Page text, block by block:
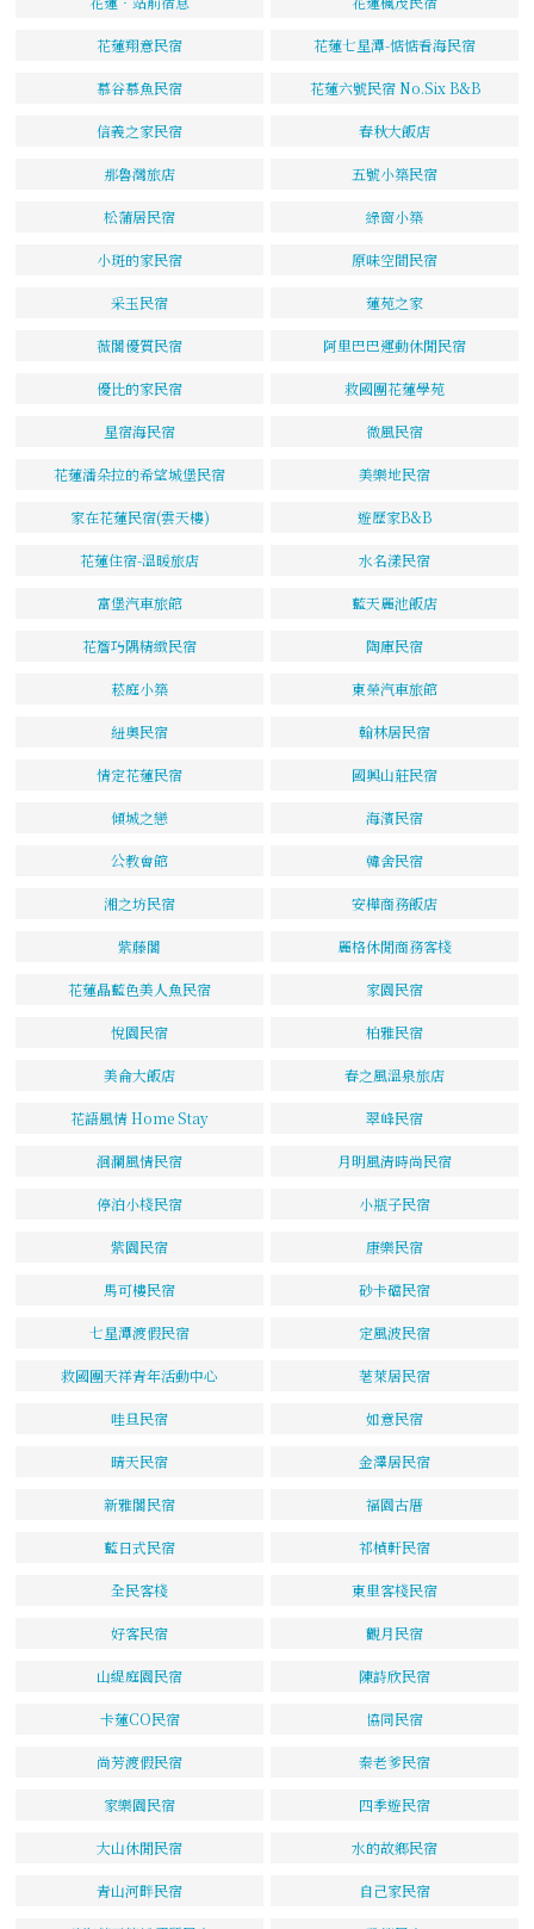
花蓮翔意民宿 花蓮七星潭-惦惦看海民宿
慕谷慕魚民宿 花蓮六號民宿 No.Six B&B
信義之家民宿 春秋大飯店
那魯灣旅店 五號小築民宿
松蒲居民宿 綠窗小築
小斑的家民宿 原味空間民宿
采玉民宿 蓮苑之家
薇閣優質民宿 阿里巴巴運動休閒民宿
優比的家民宿 救國團花蓮學苑
星宿海民宿 微風民宿
花蓮潘朵拉的希望城堡民宿 美樂地民宿
家在花蓮民宿(雲天樓) 遊歷家B&B
花蓮住宿-溫暖旅店 水名漾民宿
富堡汽車旅館 藍天麗池飯店
花簷巧隅精緻民宿 陶庫民宿
菘庭小築 東榮汽車旅館
紐奧民宿 翰林居民宿
情定花蓮民宿 國興山莊民宿
傾城之戀 海濱民宿
公教會館 韓舍民宿
湘之坊民宿 安樺商務飯店
紫藤閣 麗格休閒商務客棧
花蓮晶藍色美人魚民宿 家園民宿
悅園民宿 柏雅民宿
美侖大飯店 春之風溫泉旅店
花語風情 Home Stay 翠峰民宿
洄瀾風情民宿 月明風清時尚民宿
停泊小棧民宿 小瓶子民宿
紫園民宿 康樂民宿
馬可樓民宿 砂卡礑民宿
七星潭渡假民宿 定風波民宿
救國團天祥青年活動中心 荖萊居民宿
哇旦民宿 如意民宿
晴天民宿 金澤居民宿
新雅閣民宿 福園古厝
藍日式民宿 祁楨軒民宿
全民客棧 東里客棧民宿
好客民宿 觀月民宿
山緹庭園民宿 陳詩欣民宿
卡蓮CO民宿 協同民宿
尚芳渡假民宿 秦老爹民宿
家樂園民宿 四季遊民宿
大山休閒民宿 水的故鄉民宿
青山河畔民宿 自己家民宿